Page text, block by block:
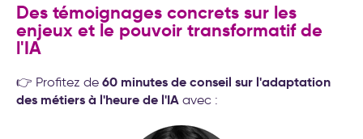
Des témoignages concrets sur les
enjeux et le pouvoir transformatif de
l'IA
👉 Profitez de 60 minutes de conseil sur l'adaptation
des métiers à l'heure de l'IA avec :